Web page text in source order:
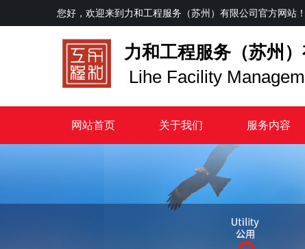
您好，欢迎来到 力和工程服务（苏州）有限公司 官方网站！
力和工程服务（苏州）
Lihe Facility
网站首页 关于我们 服务内容